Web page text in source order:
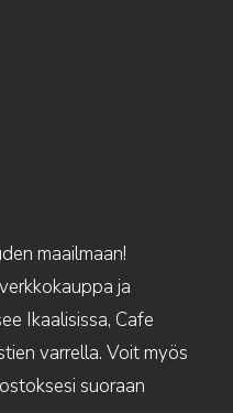
maailmaan!
ja
Ikaalisissa, Cafe
varrella. Voit myös
suoraan